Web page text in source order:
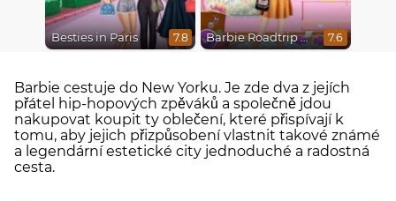
Besties in Paris 7.8 Barbie Roadtrip Adventure 7.6
Barbie cestuje do New Yorku. Je zde dva z jejích
přátel hip-hopových zpěváků a společně jdou
nakupovat koupit ty oblečení, které přispívají k
tomu, aby jejich přizpůsobení vlastnit takové známé
a legendární estetické city jednoduché a radostná
cesta.